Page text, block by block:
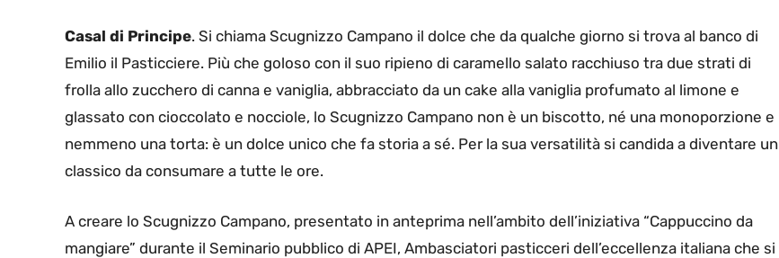
Casal di Principe. Si chiama Scugnizzo Campano il dolce che da qualche giorno si trova al banco di
Emilio il Pasticciere. Più che goloso con il suo ripieno di caramello salato racchiuso tra due strati di
frolla allo zucchero di canna e vaniglia, abbracciato da un cake alla vaniglia profumato al limone e
glassato con cioccolato e nocciole, lo Scugnizzo Campano non è un biscotto, né una monoporzione e
nemmeno una torta: è un dolce unico che fa storia a sé. Per la sua versatilità si candida a diventare un
classico da consumare a tutte le ore.
A creare lo Scugnizzo Campano, presentato in anteprima nell’ambito dell’iniziativa “Cappuccino da
mangiare” durante il Seminario pubblico di APEI, Ambasciatori pasticceri dell’eccellenza italiana che si